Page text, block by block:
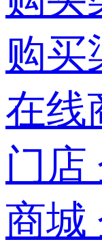
购买
在线
门店
商城